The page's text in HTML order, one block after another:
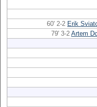
60' 2-2 Erik
79' 3-2 Artem